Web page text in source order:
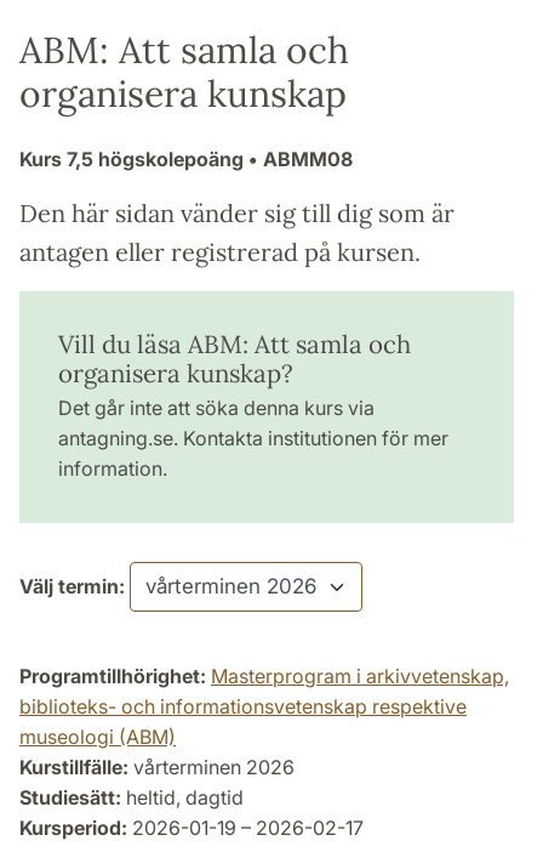
ABM: Att samla och
organisera kunskap
Kurs 7,5 högskolepoäng • ABMM08
Den här sidan vänder sig till dig som är
antagen eller registrerad på kursen.
Vill du läsa ABM: Att samla och
organisera kunskap?
Det går inte att söka denna kurs via
antagning.se. Kontakta institutionen för mer
information.
Välj termin:
Programtillhörighet: Masterprogram i arkivvetenskap,
biblioteks- och informationsvetenskap respektive
museologi (ABM)
Kurstillfälle: vårterminen 2026
Studiesätt: heltid, dagtid
Kursperiod: 2026-01-19 – 2026-02-17